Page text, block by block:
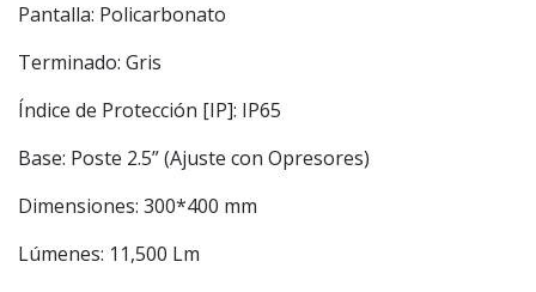
Pantalla: Policarbonato
Terminado: Gris
Índice de Protección [IP]: IP65
Base: Poste 2.5” (Ajuste con Opresores)
Dimensiones: 300*400 mm
Lúmenes: 11,500 Lm